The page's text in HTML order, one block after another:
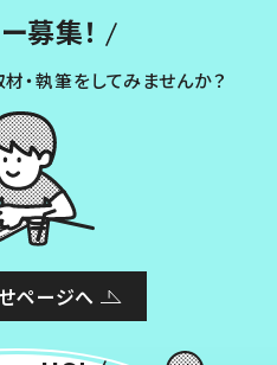
募集！
・執筆をしてみませんか？
ページへ